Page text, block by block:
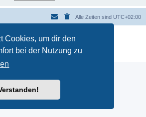
Cookies, um dir den
bei der Nutzung zu
Alle Zeiten sind UTC+02:00
phpBB
® Forum Software © phpBB Limited
Übersetzung durch
|Nutzungsbedingungen